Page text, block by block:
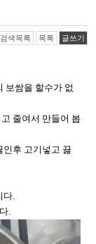
검색목록 목록 글쓰기
보쌈을 할수가 없
줄여서 만들어 봅
인후 고기넣고 끓
다.
.